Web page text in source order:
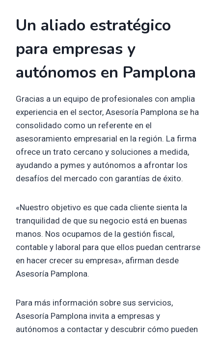
Un aliado estratégico
para empresas y
autónomos en Pamplona
Gracias a un equipo de profesionales con amplia
experiencia en el sector, Asesoría Pamplona se ha
consolidado como un referente en el
asesoramiento empresarial en la región. La firma
ofrece un trato cercano y soluciones a medida,
ayudando a pymes y autónomos a afrontar los
desafíos del mercado con garantías de éxito.
«Nuestro objetivo es que cada cliente sienta la
tranquilidad de que su negocio está en buenas
manos. Nos ocupamos de la gestión fiscal,
contable y laboral para que ellos puedan centrarse
en hacer crecer su empresa», afirman desde
Asesoría Pamplona.
Para más información sobre sus servicios,
Asesoría Pamplona invita a empresas y
autónomos a contactar y descubrir cómo pueden